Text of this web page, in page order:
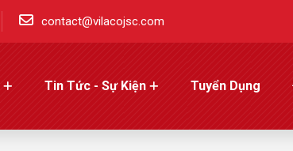
contact@vilacojsc.com
Tin Tức - Sự Kiện Tuyển Dụng